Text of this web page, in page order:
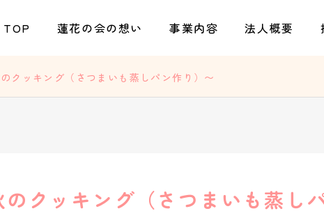
TOP 蓮花の会の想い 事業内容 法人概要
クッキング（さつまいも蒸しパン作り）〜
クッキング（さつまいも蒸し